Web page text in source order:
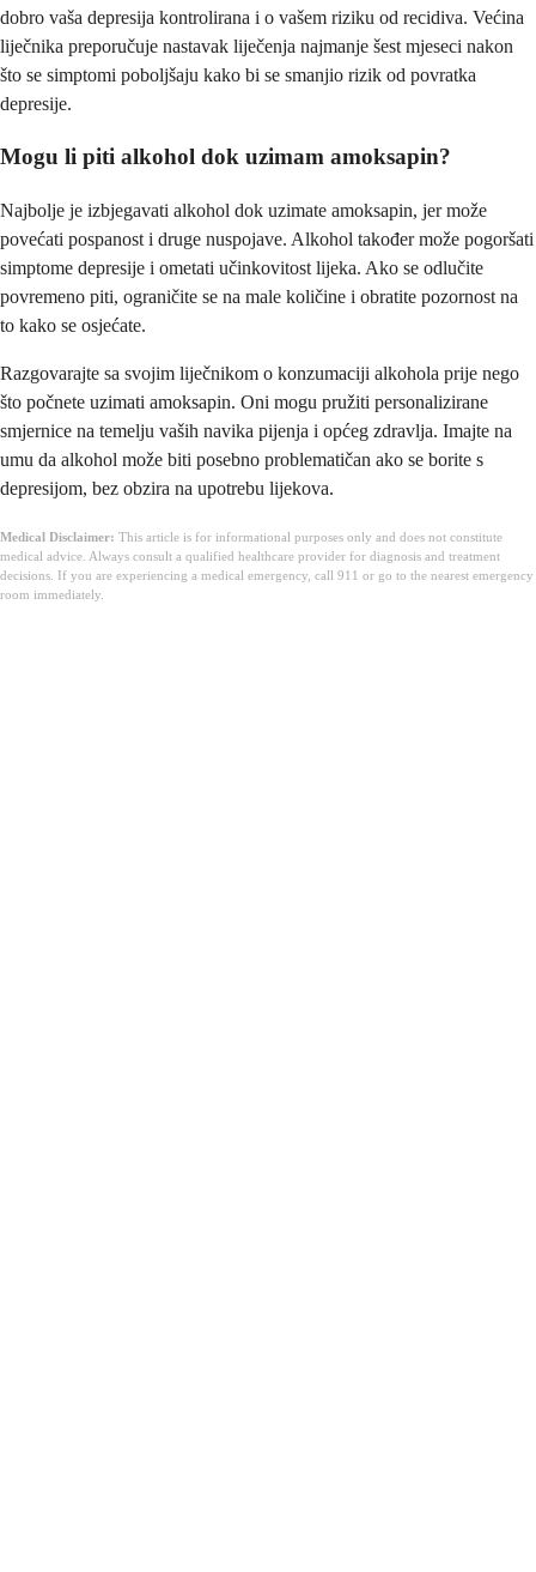
dobro vaša depresija kontrolirana i o vašem riziku od recidiva. Većina
liječnika preporučuje nastavak liječenja najmanje šest mjeseci nakon
što se simptomi poboljšaju kako bi se smanjio rizik od povratka
depresije.
Mogu li piti alkohol dok uzimam amoksapin?
Najbolje je izbjegavati alkohol dok uzimate amoksapin, jer može
povećati pospanost i druge nuspojave. Alkohol također može pogoršati
simptome depresije i ometati učinkovitost lijeka. Ako se odlučite
povremeno piti, ograničite se na male količine i obratite pozornost na
to kako se osjećate.
Razgovarajte sa svojim liječnikom o konzumaciji alkohola prije nego
što počnete uzimati amoksapin. Oni mogu pružiti personalizirane
smjernice na temelju vaših navika pijenja i općeg zdravlja. Imajte na
umu da alkohol može biti posebno problematičan ako se borite s
depresijom, bez obzira na upotrebu lijekova.
Medical Disclaimer: This article is for informational purposes only and does not constitute
medical advice. Always consult a qualified healthcare provider for diagnosis and treatment
decisions. If you are experiencing a medical emergency, call 911 or go to the nearest emergency
room immediately.